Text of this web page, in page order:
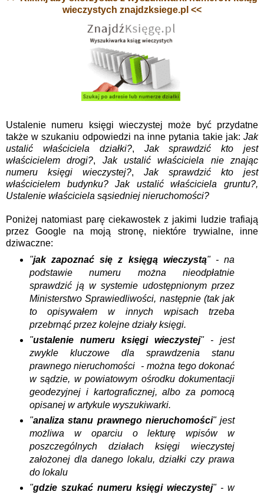
wieczystych znajdzksiege.pl <<
Ustalenie numeru księgi wieczystej może być przydatne
także w szukaniu odpowiedzi na inne pytania takie jak: Jak
ustalić właściciela działki?, Jak sprawdzić kto jest
właścicielem drogi?, Jak ustalić właściciela nie znając
numeru księgi wieczystej?, Jak sprawdzić kto jest
właścicielem budynku? Jak ustalić właściciela gruntu?,
Ustalenie właściciela sąsiedniej nieruchomości?
Poniżej natomiast parę ciekawostek z jakimi ludzie trafiają
przez Google na moją stronę, niektóre trywialne, inne
dziwaczne:
"jak zapoznać się z księgą wieczystą" - na
podstawie numeru można nieodpłatnie
sprawdzić ją w systemie udostępnionym przez
Ministerstwo Sprawiedliwości, następnie (tak jak
to opisywałem w innych wpisach trzeba
przebrnąć przez kolejne działy księgi.
"ustalenie numeru księgi wieczystej" - jest
zwykle kluczowe dla sprawdzenia stanu
prawnego nieruchomości - można tego dokonać
w sądzie, w powiatowym ośrodku dokumentacji
geodezyjnej i kartograficznej, albo za pomocą
opisanej w artykule wyszukiwarki.
"analiza stanu prawnego nieruchomości" jest
możliwa w oparciu o lekturę wpisów w
poszczególnych działach księgi wieczystej
założonej dla danego lokalu, działki czy prawa
do lokalu
"gdzie szukać numeru księgi wieczystej" - w